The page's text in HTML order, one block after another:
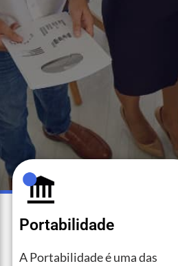
Portabilidade
A Portabilidade é uma das